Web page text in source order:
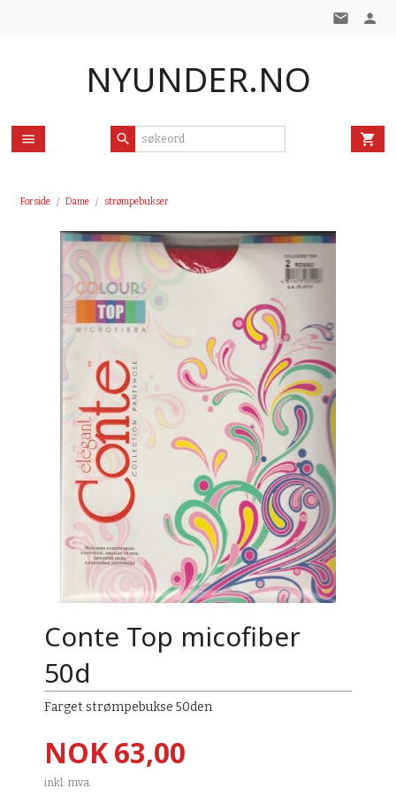
NYUNDER.NO
Forside Dame strømpebukser
Conte Top micofiber
50d
Farget strømpebukse 50den
Pris
NOK63,00
inkl. mva.